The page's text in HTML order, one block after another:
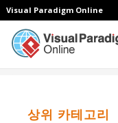
Visual Paradigm Online
상위 카테고리